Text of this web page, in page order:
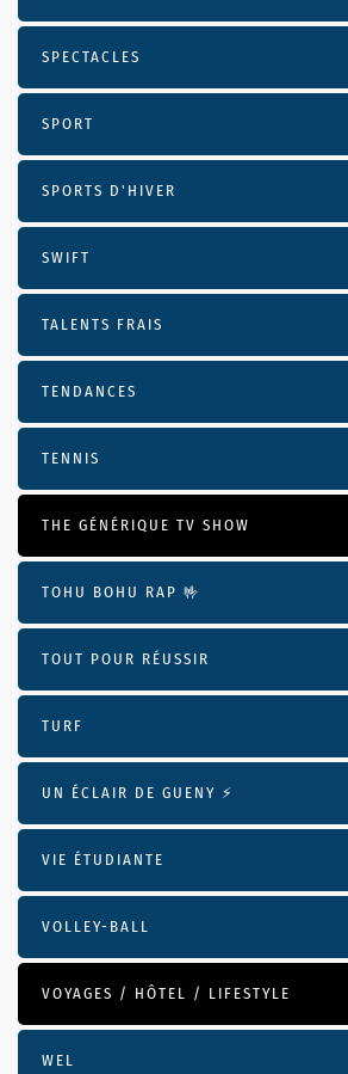
SPECTACLES
SPORT
SPORTS D'HIVER
SWIFT
TALENTS FRAIS
TENDANCES
TENNIS
THE GÉNÉRIQUE TV SHOW
TOHU BOHU RAP 🤟
TOUT POUR RÉUSSIR
TURF
UN ÉCLAIR DE GUENY ⚡️
VIE ÉTUDIANTE
VOLLEY-BALL
VOYAGES / HÔTEL / LIFESTYLE
WEL